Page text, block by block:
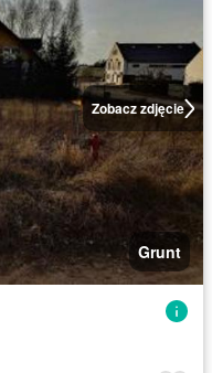
Zobacz zdjęcie
Grunt